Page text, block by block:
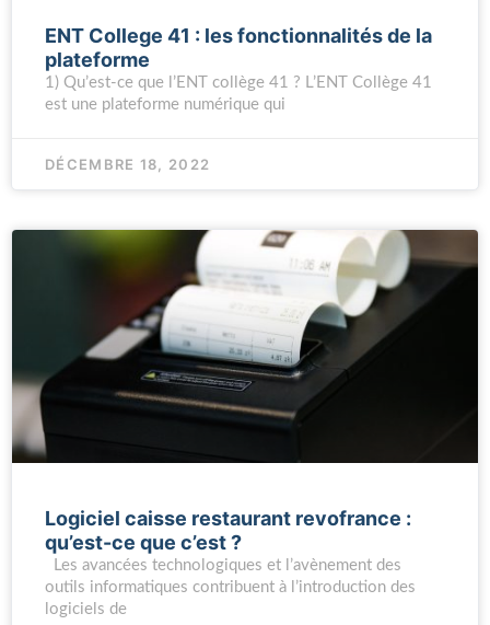
ENT College 41 : les fonctionnalités de la
plateforme
1) Qu’est-ce que l’ENT collège 41 ? L’ENT Collège 41
est une plateforme numérique qui
DÉCEMBRE 18, 2022
Logiciel caisse restaurant revofrance :
qu’est-ce que c’est ?
Les avancées technologiques et l’avènement des
outils informatiques contribuent à l’introduction des
logiciels de